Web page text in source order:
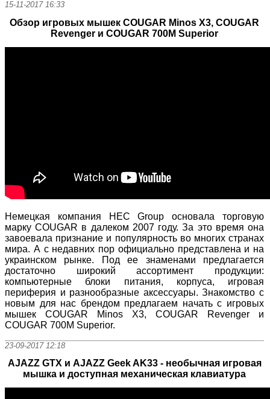
15-11-2017 16:33
Обзор игровых мышек COUGAR Minos X3, COUGAR
Revenger и COUGAR 700M Superior
Немецкая компания HEC Group основала торговую
марку COUGAR в далеком 2007 году. За это время она
завоевала признание и популярность во многих странах
мира. А с недавних пор официально представлена и на
украинском рынке. Под ее знаменами предлагается
достаточно широкий ассортимент продукции:
компьютерные блоки питания, корпуса, игровая
периферия и разнообразные аксессуары. Знакомство с
новым для нас брендом предлагаем начать с игровых
мышек COUGAR Minos X3, COUGAR Revenger и
COUGAR 700M Superior.
23-09-2017 12:18
AJAZZ GTX и AJAZZ Geek AK33 - необычная игровая
мышка и доступная механическая клавиатура